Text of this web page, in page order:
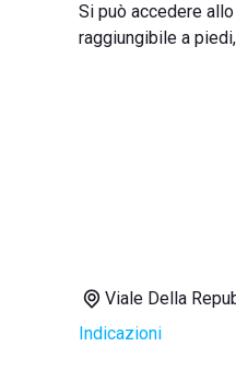
Si può accedere
raggiungibile a
Viale Della
Indicazioni